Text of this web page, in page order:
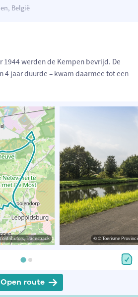
België
1944 werden de Kempen bevrijd. De
4 jaar duurde – kwam daarmee tot een
Tracestrack © © Toerisme
Open route